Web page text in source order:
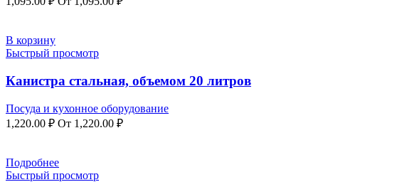
В корзину
Быстрый просмотр
Канистра стальная, объемом 20 литров
Посуда и кухонное оборудование
1,220.00 ₽ От 1,220.00 ₽
Подробнее
Быстрый просмотр